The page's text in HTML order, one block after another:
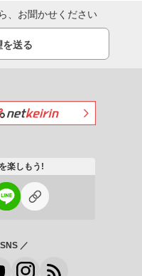
、お聞かせください
を送る
楽しもう!
／